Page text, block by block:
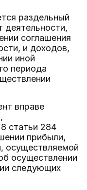
раздельный
деятельности,
соглашения
и доходов,
иной
периода
вправе
статьи 284
прибыли,
осуществляемой
осуществлении
следующих